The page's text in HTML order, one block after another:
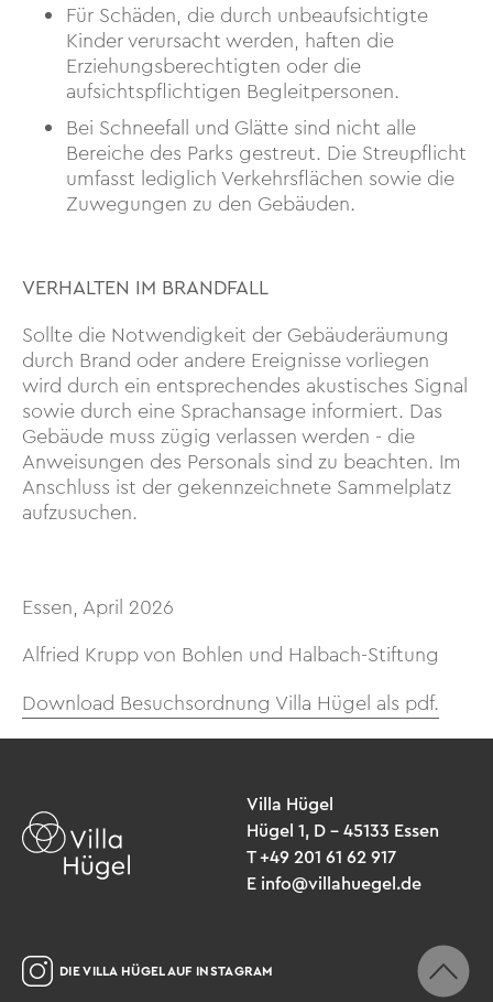
Für Schäden, die durch unbeaufsichtigte
Kinder verursacht werden, haften die
Erziehungsberechtigten oder die
aufsichtspflichtigen Begleitpersonen.
Bei Schneefall und Glätte sind nicht alle
Bereiche des Parks gestreut. Die Streupflicht
umfasst lediglich Verkehrsflächen sowie die
Zuwegungen zu den Gebäuden.
VERHALTEN IM BRANDFALL
Sollte die Notwendigkeit der Gebäuderäumung
durch Brand oder andere Ereignisse vorliegen
wird durch ein entsprechendes akustisches Signal
sowie durch eine Sprachansage informiert. Das
Gebäude muss zügig verlassen werden - die
Anweisungen des Personals sind zu beachten. Im
Anschluss ist der gekennzeichnete Sammelplatz
aufzusuchen.
Essen, April 2026
Alfried Krupp von Bohlen und Halbach-Stiftung
Download Besuchsordnung Villa Hügel als pdf.
Villa Hügel
Hügel 1, D – 45133 Essen
T +49 201 61 62 917
E info@villahuegel.de
DIE VILLA HÜGEL AUF INSTAGRAM